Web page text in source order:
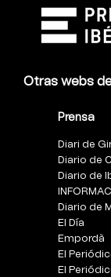
Otras webs
Prensa
Diari de
Diario de
Diario de
Diario de
El Día
Empordà
El
El